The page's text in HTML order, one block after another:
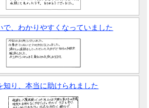
で、わかりやすくなっていました
知り、本当に助けられました